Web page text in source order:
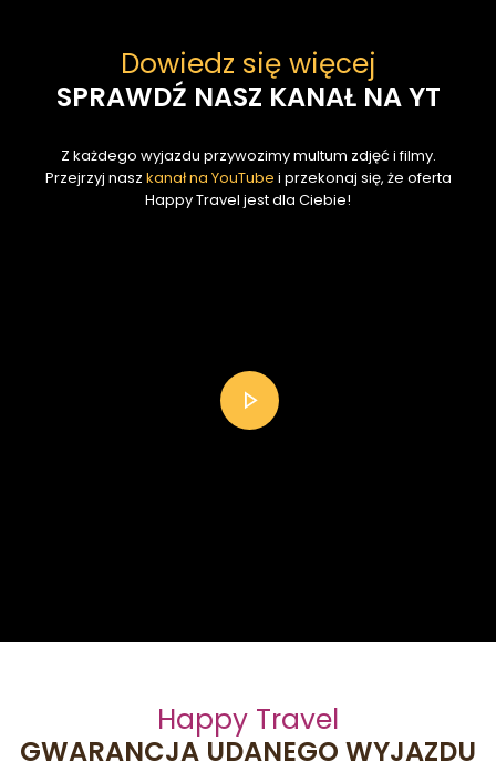
Dowiedz się więcej
SPRAWDŹ NASZ KANAŁ NA YT
Z każdego wyjazdu przywozimy multum zdjęć i filmy.
Przejrzyj nasz kanał na YouTube i przekonaj się, że oferta
Happy Travel jest dla Ciebie!
Happy Travel
GWARANCJA UDANEGO WYJAZDU